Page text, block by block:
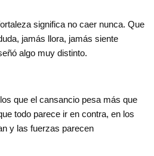
significa no caer nunca. Que
jamás llora, jamás siente
algo muy distinto.
que el cansancio pesa más que
todo parece ir en contra, en los
y las fuerzas parecen